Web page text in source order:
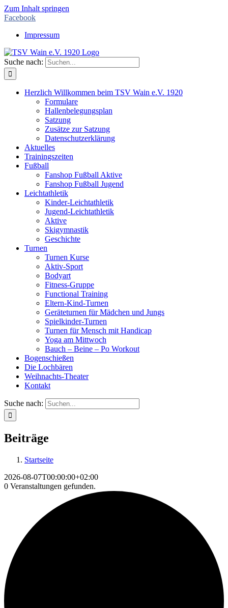
Zum Inhalt springen
Facebook
Impressum
Suche nach:
Herzlich Willkommen beim TSV Wain e.V. 1920
Formulare
Hallenbelegungsplan
Satzung
Zusätze zur Satzung
Datenschutzerklärung
Aktuelles
Trainingszeiten
Fußball
Fanshop Fußball Aktive
Fanshop Fußball Jugend
Leichtathletik
Kinder-Leichtathletik
Jugend-Leichtathletik
Aktive
Skigymnastik
Geschichte
Turnen
Turnen Kurse
Aktiv-Sport
Bodyart
Fitness-Gruppe
Functional Training
Eltern-Kind-Turnen
Geräteturnen für Mädchen und Jungs
Spielkinder-Turnen
Turnen für Mensch mit Handicap
Yoga am Mittwoch
Bauch – Beine – Po Workout
Bogenschießen
Die Lochbären
Weihnachts-Theater
Kontakt
Suche nach:
Beiträge
Startseite
2026-08-07T00:00:00+02:00
0 Veranstaltungen gefunden.